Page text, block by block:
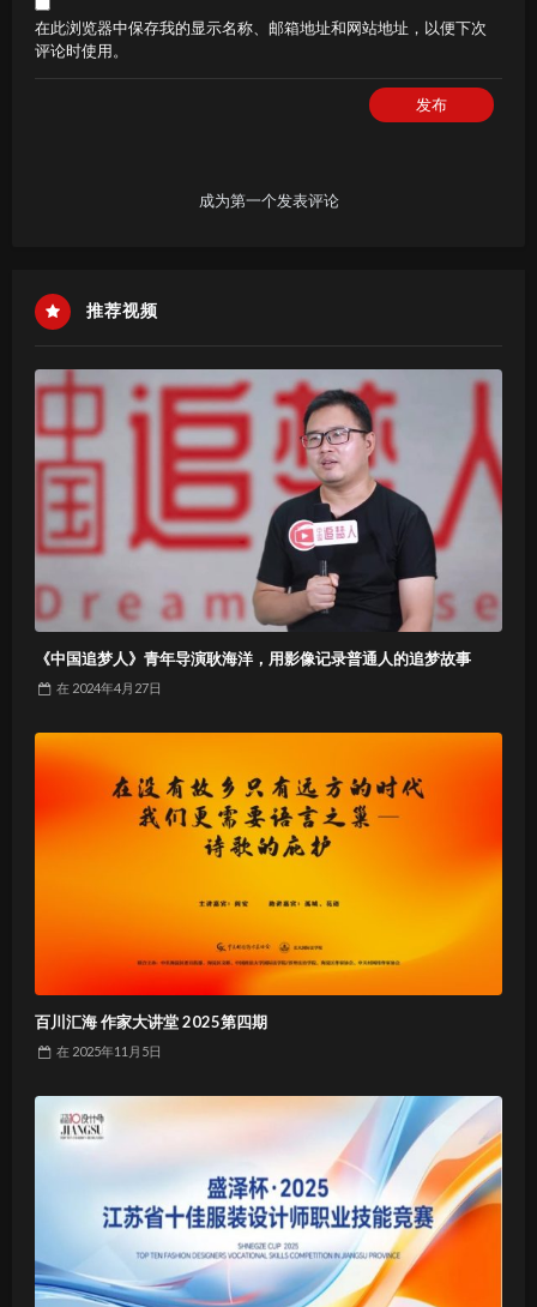
在此浏览器中保存我的显示名称、邮箱地址和网站地址，以便下次
评论时使用。
发布
成为第一个发表评论
推荐视频
《中国追梦人》青年导演耿海洋，用影像记录普通人的追梦故事
在 2024年4月27日
百川汇海 作家大讲堂 2025第四期
在 2025年11月5日